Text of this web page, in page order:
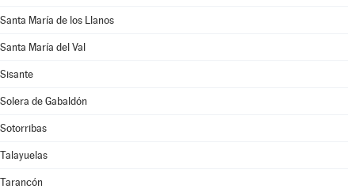
Santa María de los Llanos
Santa María del Val
Sisante
Solera de Gabaldón
Sotorribas
Talayuelas
Tarancón